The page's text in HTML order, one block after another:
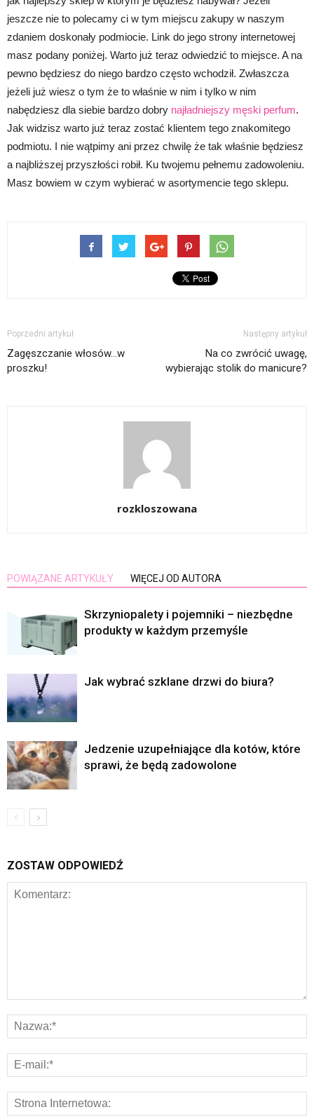
jeszcze nie to polecamy ci w tym miejscu zakupy w naszym
zdaniem doskonały podmiocie. Link do jego strony internetowej
masz podany poniżej. Warto już teraz odwiedzić to miejsce. A na
pewno będziesz do niego bardzo często wchodził. Zwłaszcza
jeżeli już wiesz o tym że to właśnie w nim i tylko w nim
nabędziesz dla siebie bardzo dobry najładniejszy męski perfum.
Jak widzisz warto już teraz zostać klientem tego znakomitego
podmiotu. I nie wątpimy ani przez chwilę że tak właśnie będziesz
a najbliższej przyszłości robił. Ku twojemu pełnemu zadowoleniu.
Masz bowiem w czym wybierać w asortymencie tego sklepu.
Poprzedni artykuł
Zagęszczanie włosów…w
proszku!
Następny artykuł
Na co zwrócić uwagę,
wybierając stolik do manicure?
rozkloszowana
POWIĄZANE ARTYKUŁY WIĘCEJ OD AUTORA
Skrzyniopalety i pojemniki – niezbędne
produkty w każdym przemyśle
Jak wybrać szklane drzwi do biura?
Jedzenie uzupełniające dla kotów, które
sprawi, że będą zadowolone
ZOSTAW ODPOWIEDŹ